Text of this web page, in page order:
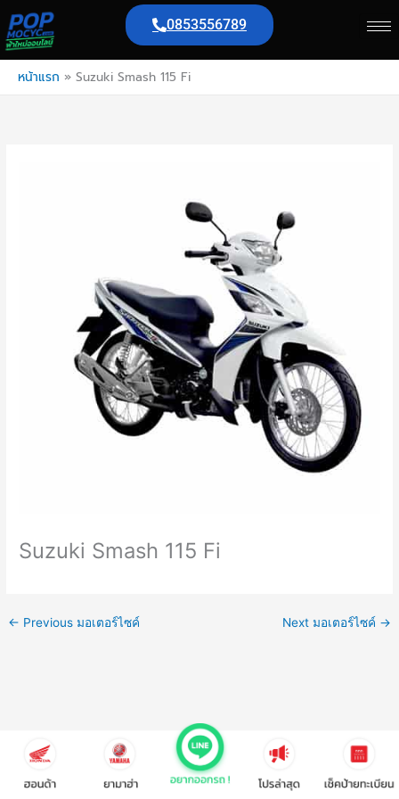
to
content
0853556789
หน้าแรก » Suzuki Smash 115 Fi
Suzuki Smash 115 Fi
← Previous มอเตอร์ไซค์ Next มอเตอร์ไซค์ →
copyright © 2022 popmocyc.com